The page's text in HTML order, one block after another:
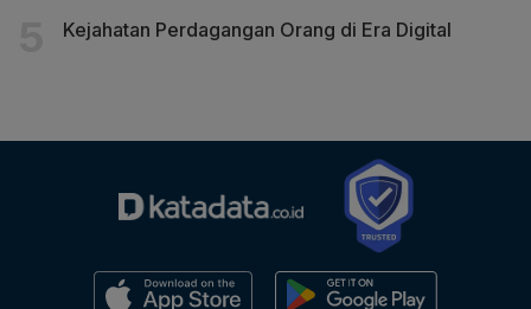
Kejahatan Perdagangan Orang di Era Digital